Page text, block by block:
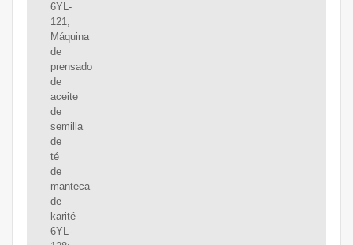
6YL-
121;
Máquina
de
prensado
de
aceite
de
semilla
de
té
de
manteca
de
karité
6YL-